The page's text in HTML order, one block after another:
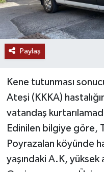
Paylaş
Kene tutunması
Ateşi (KKKA)
vatandaş
Edinilen bilgiye göre,
Poyrazalan köyünde
yaşındaki A.K,
SPONSORLU YAZI
SPOR
YAŞAM